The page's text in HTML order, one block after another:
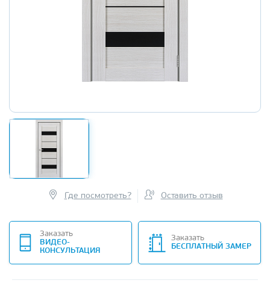
Где посмотреть? Оставить отзыв
Заказать
ВИДЕО-
КОНСУЛЬТАЦИЯ
Заказать
БЕСПЛАТНЫЙ ЗАМЕР